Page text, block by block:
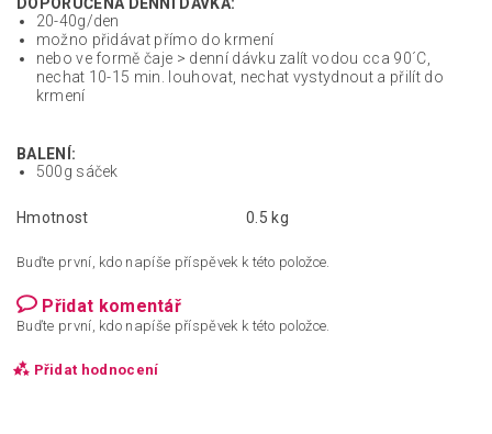
20-40g/den
možno přidávat přímo do krmení
nebo ve formě čaje > denní dávku zalít vodou cca 90´C,
nechat 10-15 min. louhovat, nechat vystydnout a přilít do
krmení
BALENÍ:
500g sáček
Hmotnost 0.5 kg
Buďte první, kdo napíše příspěvek k této položce.
Přidat komentář
Buďte první, kdo napíše příspěvek k této položce.
Přidat hodnocení